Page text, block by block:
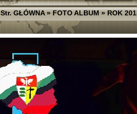
Str. GŁÓWNA»FOTO ALBUM»ROK